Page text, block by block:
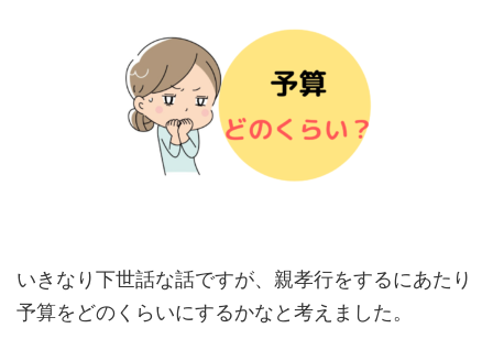
いきなり下世話な話ですが、親孝行をするにあたり
予算をどのくらいにするかなと考えました。